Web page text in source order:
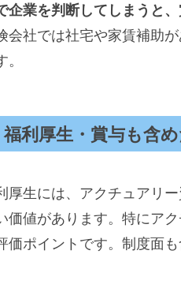
企業を判断してしまうと
会社では社宅や家賃補助
。
福利厚生・賞与も含
厚生には、アクチュアリ
価値があります。特にア
価ポイントです。制度面